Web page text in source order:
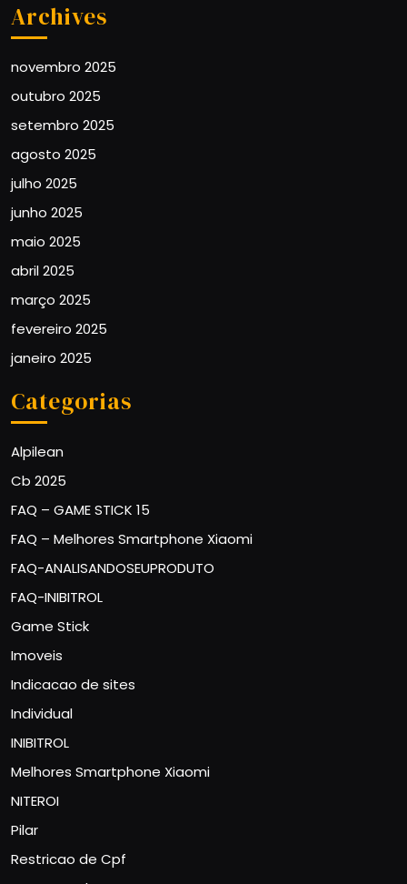
Archives
novembro 2025
outubro 2025
setembro 2025
agosto 2025
julho 2025
junho 2025
maio 2025
abril 2025
março 2025
fevereiro 2025
janeiro 2025
Categorias
Alpilean
Cb 2025
FAQ – GAME STICK 15
FAQ – Melhores Smartphone Xiaomi
FAQ-ANALISANDOSEUPRODUTO
FAQ-INIBITROL
Game Stick
Imoveis
Indicacao de sites
Individual
INIBITROL
Melhores Smartphone Xiaomi
NITEROI
Pilar
Restricao de Cpf